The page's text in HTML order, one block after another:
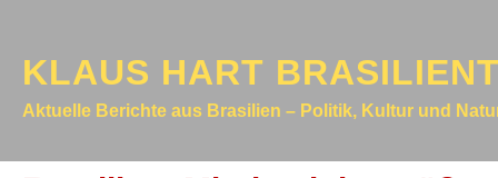
KLAUS HART
Aktuelle Berichte aus Brasilien – Politik, Kultur und